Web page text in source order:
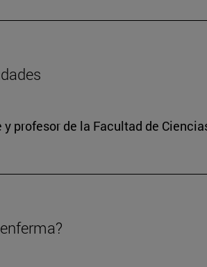
de la Facultad de